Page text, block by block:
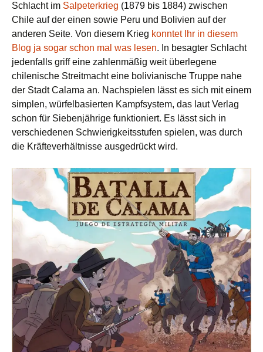
Schlacht im Salpeterkrieg (1879 bis 1884) zwischen
Chile auf der einen sowie Peru und Bolivien auf der
anderen Seite. Von diesem Krieg konntet Ihr in diesem
Blog ja sogar schon mal was lesen. In besagter Schlacht
jedenfalls griff eine zahlenmäßig weit überlegene
chilenische Streitmacht eine bolivianische Truppe nahe
der Stadt Calama an. Nachspielen lässt es sich mit einem
simplen, würfelbasierten Kampfsystem, das laut Verlag
schon für Siebenjährige funktioniert. Es lässt sich in
verschiedenen Schwierigkeitsstufen spielen, was durch
die Kräfteverhältnisse ausgedrückt wird.